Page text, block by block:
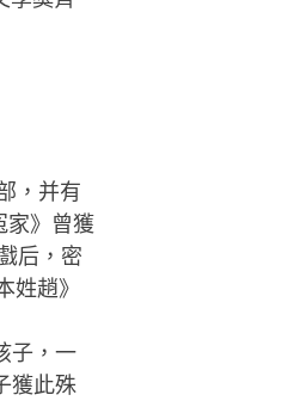
，并有
家》曾獲
后，密
趙》
子，一
獲此殊